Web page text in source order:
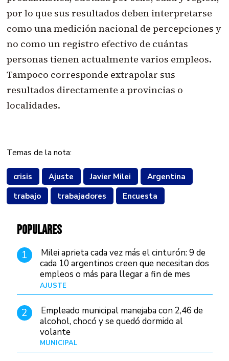
por lo que sus resultados deben interpretarse
como una medición nacional de percepciones y
no como un registro efectivo de cuántas
personas tienen actualmente varios empleos.
Tampoco corresponde extrapolar sus
resultados directamente a provincias o
localidades.
Temas de la nota:
crisis Ajuste Javier Milei
Argentina
trabajo
trabajadores Encuesta
POPULARES
1
Milei aprieta cada vez más el cinturón: 9 de
cada 10 argentinos creen que necesitan dos
empleos o más para llegar a fin de mes
AJUSTE
2
Empleado municipal manejaba con 2,46 de
alcohol, chocó y se quedó dormido al
volante
MUNICIPAL